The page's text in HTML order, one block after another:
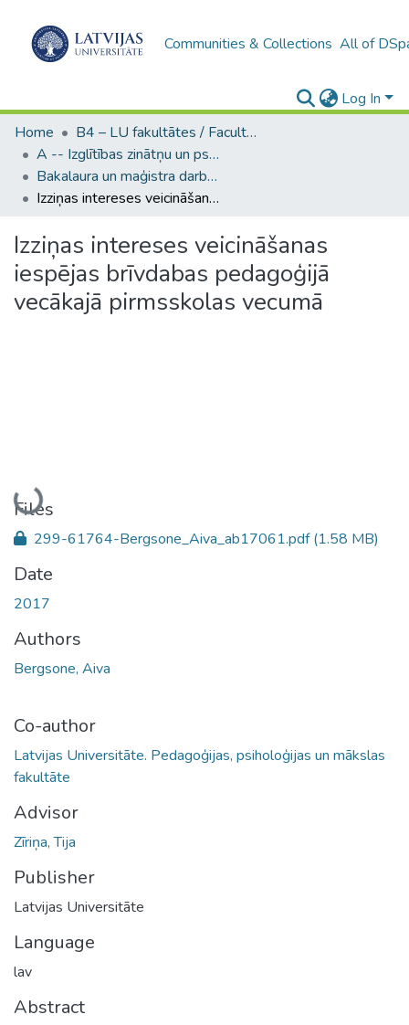
Communities & Collections All of
Log In
Home
B4 – LU fakultātes / Faculties of the UL
A -- Izglītības zinātņu un psiholoģijas fakultāte / Faculty of Education Sciences and Psychology
Bakalaura un maģistra darbi (PPMF) / Bachelor's and Master's theses
Izziņas intereses veicināšanas iespējas brīvdabas pedagoģijā vecākajā pirmsskolas vecumā
Izziņas intereses veicināšanas
iespējas brīvdabas pedagoģijā
vecākajā pirmsskolas vecumā
Loading...
Files
299-61764-Bergsone_Aiva_ab17061.pdf(1.58 MB)
Date
2017
Authors
Bergsone, Aiva
Co-author
Latvijas Universitāte. Pedagoģijas, psiholoģijas un mākslas
fakultāte
Advisor
Zīriņa, Tija
Publisher
Latvijas Universitāte
Language
lav
Abstract